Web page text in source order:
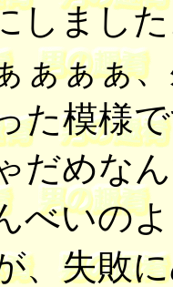
しまし
ぁぁぁ
た模様
だめな
べいの
、失敗